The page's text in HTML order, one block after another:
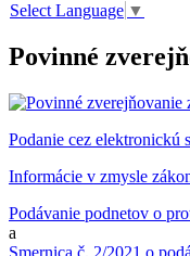
Select Language ▼
Povinné
Podanie cez elektronickú
Informácie v zmysle
Podávanie podnetov o
a
Smernica č. 2/2021 o